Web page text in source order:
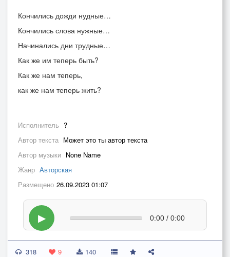
Кончились дожди нудные…
Кончились слова нужные…
Начинались дни трудные…
Как же им теперь быть?
Как же нам теперь,
как же нам теперь жить?
Исполнитель ?
Автор текста Может это ты автор текста
Автор музыки None Name
Жанр Авторская
Размещено 26.09.2023 01:07
▶ 0:00 / 0:00
318 9 140